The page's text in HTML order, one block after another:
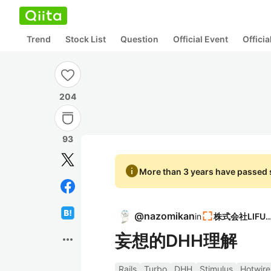
Trend Stock List Question Official Event
204
93
more_horiz
infoMore than 3 years have passed
@nazomikanin 株式会
妄想的DHH理解
Rails Turbo DHH Stimulus
Hotwire